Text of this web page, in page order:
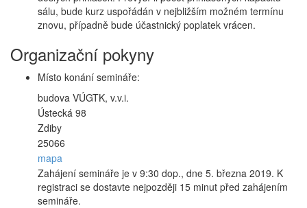
sálu, bude kurz uspořádán v nejbližším možném termínu
znovu, případně bude účastnický poplatek vrácen.
Organizační pokyny
Místo konání semináře:
budova VÚGTK, v.v.i.
Ústecká 98
Zdiby
25066
mapa
Zahájení semináře je v 9:30 dop., dne 5. března 2019. K
registraci se dostavte nejpozději 15 minut před zahájením
semináře.